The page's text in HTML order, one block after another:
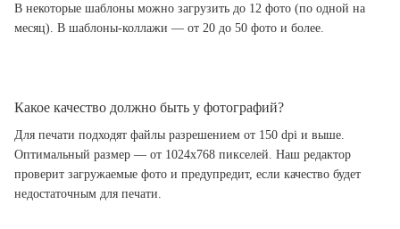
В некоторые шаблоны можно загрузить до 12 фото (по одной на
месяц). В шаблоны-коллажи — от 20 до 50 фото и более.
Какое качество должно быть у фотографий?
Для печати подходят файлы разрешением от 150 dpi и выше.
Оптимальный размер — от 1024x768 пикселей. Наш редактор
проверит загружаемые фото и предупредит, если качество будет
недостаточным для печати.